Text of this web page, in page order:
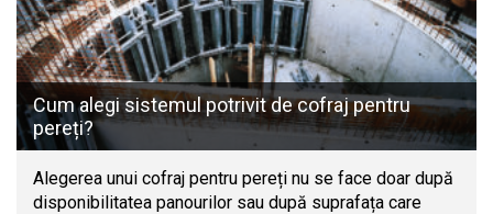
Cum alegi sistemul potrivit de cofraj pentru
pereți?
Alegerea unui cofraj pentru pereți nu se face doar după
disponibilitatea panourilor sau după suprafața care